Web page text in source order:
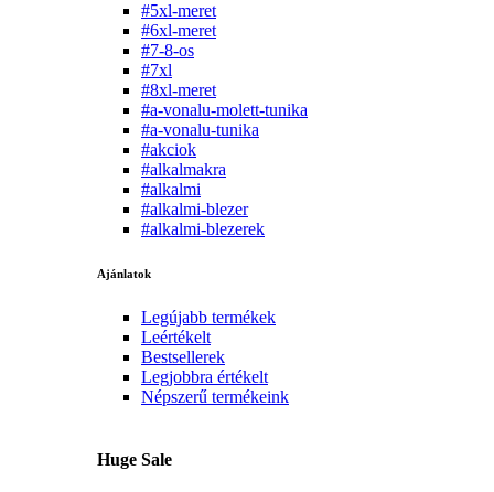
#5xl-meret
#6xl-meret
#7-8-os
#7xl
#8xl-meret
#a-vonalu-molett-tunika
#a-vonalu-tunika
#akciok
#alkalmakra
#alkalmi
#alkalmi-blezer
#alkalmi-blezerek
Ajánlatok
Legújabb termékek
Leértékelt
Bestsellerek
Legjobbra értékelt
Népszerű termékeink
Huge Sale